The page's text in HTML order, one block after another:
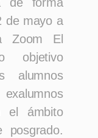
de mayo a
Zoom El
objetivo
alumnos
el ámbito
posgrado.